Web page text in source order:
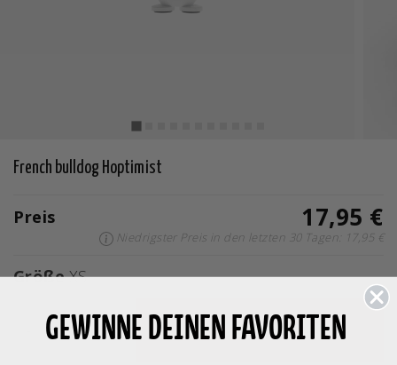
French bulldog Hoptimist
Preis 17,95 €
Niedrigster Preis in den letzten 30 Tagen: 17,95 €
GrößeXS
+ In den Warenkorb legen
GEWINNE DEINEN FAVORITEN